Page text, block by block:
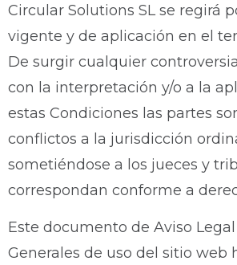
Circular Solutions SL se regirá
vigente y de aplicación en el
De surgir cualquier
con la interpretación y/o a la
estas Condiciones las partes
conflictos a la jurisdicción
sometiéndose a los jueces y
correspondan conforme a
Este documento de Aviso
Generales de uso del sitio web